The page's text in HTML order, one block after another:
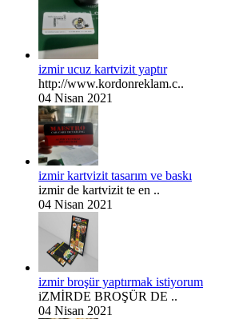
izmir ucuz kartvizit yaptır
http://www.kordonreklam.c..
04 Nisan 2021
izmir kartvizit tasarım ve baskı
izmir de kartvizit te en ..
04 Nisan 2021
izmir broşür yaptırmak istiyorum
iZMİRDE BROŞÜR DE ..
04 Nisan 2021